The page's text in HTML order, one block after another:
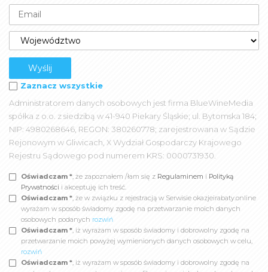
Zaznacz wszystkie
Administratorem danych osobowych jest firma BlueWineMedia
spółka z o.o. z siedzibą w 41-940 Piekary Śląskie; ul. Bytomska 184;
NIP: 4980268646, REGON: 380260778; zarejestrowana w Sądzie
Rejonowym w Gliwicach, X Wydział Gospodarczy Krajowego
Rejestru Sądowego pod numerem KRS: 0000731930.
Oświadczam *, że zapoznałem /łam się z Regulaminem i Polityką
Prywatności i akceptuję ich treść.
Oświadczam *, że w związku z rejestracją w Serwisie okazjeirabaty.online
wyrażam w sposób świadomy zgodę na przetwarzanie moich danych
osobowych podanych rozwiń
Oświadczam *, iż wyrażam w sposób świadomy i dobrowolny zgodę na
przetwarzanie moich powyżej wymienionych danych osobowych w celu,
rozwiń
Oświadczam *, iż wyrażam w sposób świadomy i dobrowolny zgodę na